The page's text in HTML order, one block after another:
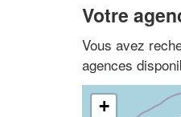
Votre
Vous avez
agences
+